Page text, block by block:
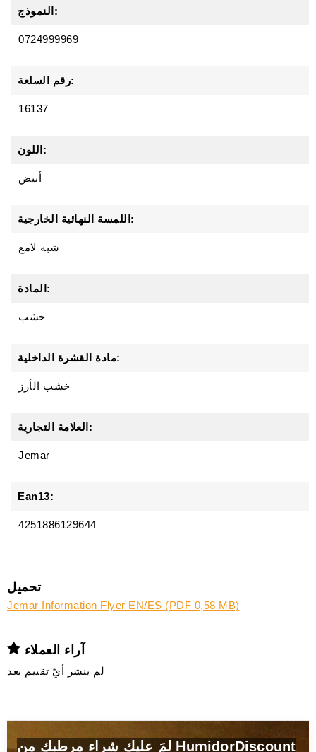
النموذج:
0724999969
رقم السلعة:
16137
اللون:
أبيض
اللمسة النهائية الخارجية:
شبه لامع
المادة:
خشب
مادة القشرة الداخلية:
خشب الأرز
العلامة التجارية:
Jemar
Ean13:
4251886129644
تحميل
Jemar Information Flyer EN/ES (PDF 0,58 MB)
آراء العملاء
لم ينشر أيّ تقييم بعد
لمَ عليك شراء مرطبك من HumidorDiscount